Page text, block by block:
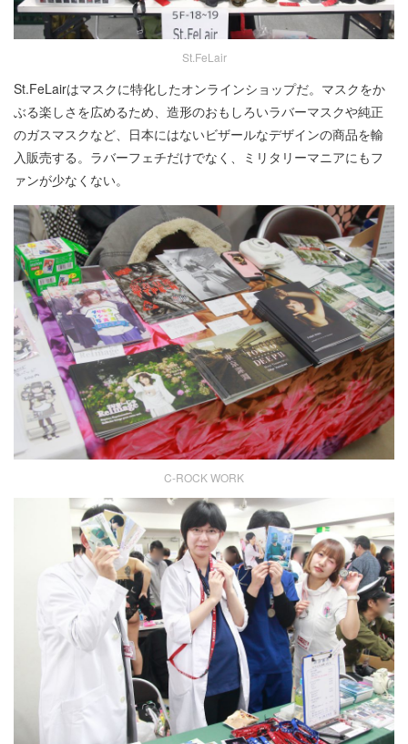
St.FeLair
St.FeLairはマスクに特化したオンラインショップだ。マスクをか
ぶる楽しさを広めるため、造形のおもしろいラバーマスクや純正
のガスマスクなど、日本にはないビザールなデザインの商品を輸
入販売する。ラバーフェチだけでなく、ミリタリーマニアにもフ
ァンが少なくない。
C-ROCK WORK